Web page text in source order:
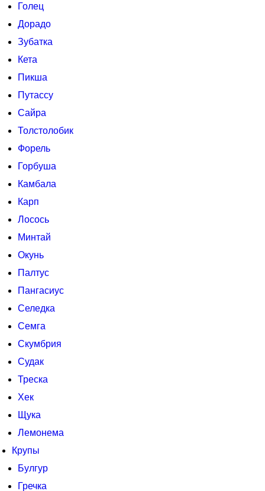
Голец
Дорадо
Зубатка
Кета
Пикша
Путассу
Сайра
Толстолобик
Форель
Горбуша
Камбала
Карп
Лосось
Минтай
Окунь
Палтус
Пангасиус
Селедка
Семга
Скумбрия
Судак
Треска
Хек
Щука
Лемонема
Крупы
Булгур
Гречка